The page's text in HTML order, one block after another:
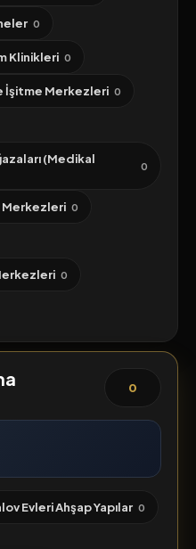
0
Klinikleri 0
İşitme Merkezleri 0
(Medikal
0
Merkezleri 0
0
0
Evleri Ahşap Yapılar 0